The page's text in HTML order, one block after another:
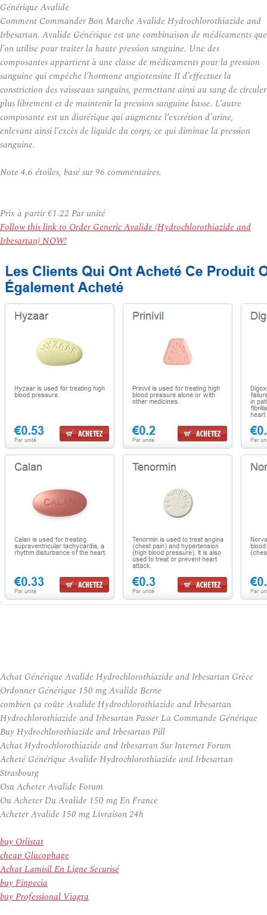
Générique Avalide
Comment Commander Bon Marche Avalide Hydrochlorothiazide and
Irbesartan. Avalide Générique est une combinaison de médicaments que
l’on utilise pour traiter la haute pression sanguine. Une des
composantes appartient à une classe de médicaments pour la pression
sanguine qui empêche l’hormone angiotensine II d’effectuer la
constriction des vaisseaux sanguins, permettant ainsi au sang de circuler
plus librement et de maintenir la pression sanguine basse. L’autre
composante est un diurétique qui augmente l’excrétion d’urine,
enlevant ainsi l’excès de liquide du corps, ce qui diminue la pression
sanguine.
Note 4.6 étoiles, basé sur 96 commentaires.
Prix à partir€1.22 Par unité
Follow this link to Order Generic Avalide (Hydrochlorothiazide and
Irbesartan) NOW!
Achat Générique Avalide Hydrochlorothiazide and Irbesartan Grèce
Ordonner Générique 150 mg Avalide Berne
combien ça coûte Avalide Hydrochlorothiazide and Irbesartan
Hydrochlorothiazide and Irbesartan Passer La Commande Générique
Buy Hydrochlorothiazide and Irbesartan Pill
Achat Hydrochlorothiazide and Irbesartan Sur Internet Forum
Acheté Générique Avalide Hydrochlorothiazide and Irbesartan
Strasbourg
Osu Acheter Avalide Forum
Ou Acheter Du Avalide 150 mg En France
Acheter Avalide 150 mg Livraison 24h
buy Orlistat
cheap Glucophage
Achat Lamisil En Ligne Securisé
buy Finpecia
buy Professional Viagra